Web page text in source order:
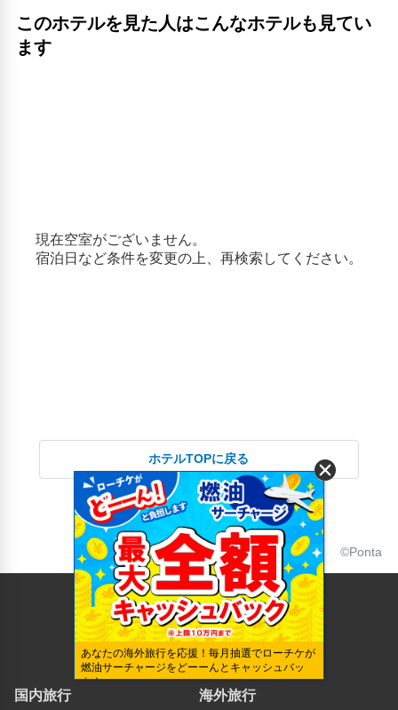
このホテルを見た人はこんなホテルも見てい
ます
ホテルTOPに戻る
©Ponta
国内旅行 海外旅行
あなたの海外旅行を応援！毎月抽選でローチケが
燃油サーチャージをどーーんとキャッシュバッ
ク！